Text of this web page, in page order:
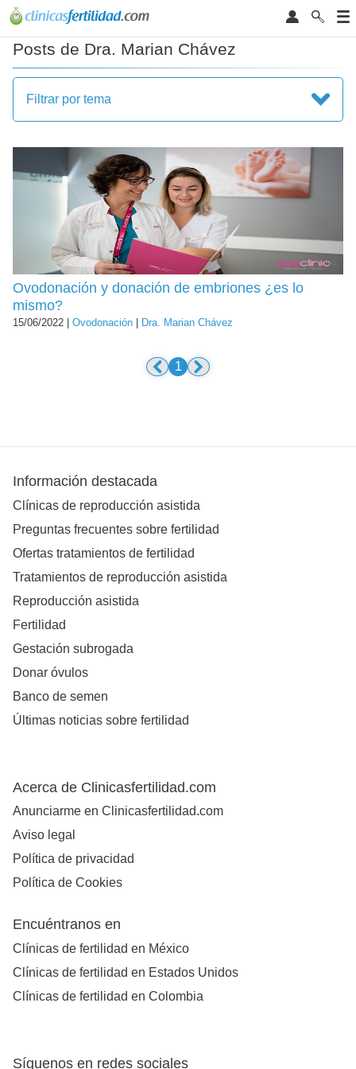
Posts de Dra. Marian Chávez
Filtrar por tema
Ovodonación y donación de embriones ¿es lo
mismo?
15/06/2022 | Ovodonación Dra. Marian Chávez
1
Información destacada
Clínicas de reproducción asistida
Preguntas frecuentes sobre fertilidad
Ofertas tratamientos de fertilidad
Tratamientos de reproducción asistida
Reproducción asistida
Fertilidad
Gestación subrogada
Donar óvulos
Banco de semen
Últimas noticias sobre fertilidad
Acerca de Clinicasfertilidad.com
Anunciarme en Clinicasfertilidad.com
Aviso legal
Política de privacidad
Política de Cookies
Encuéntranos en
Clínicas de fertilidad en México
Clínicas de fertilidad en Estados Unidos
Clínicas de fertilidad en Colombia
Síguenos en redes sociales